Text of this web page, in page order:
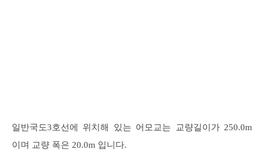
일반국도3호선에 위치해 있는 어모교는 교량길이가 250.0m
이며 교량 폭은 20.0m 입니다.